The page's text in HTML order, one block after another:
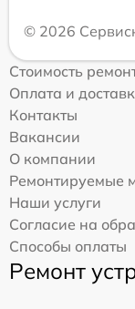
© 2026
Стоимость
Оплата и
Контакты
Вакансии
О компании
Ремонтируемые
Наши услуги
Согласие на
Способы оплаты
Ремонт